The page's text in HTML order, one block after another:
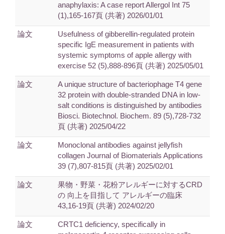
anaphylaxis: A case report Allergol Int 75
(1),165-167頁 (共著) 2026/01/01
論文
Usefulness of gibberellin-regulated protein
specific IgE measurement in patients with
systemic symptoms of apple allergy with
exercise 52 (5),888-896頁 (共著) 2025/05/01
論文
A unique structure of bacteriophage T4 gene
32 protein with double-stranded DNA in low-
salt conditions is distinguished by antibodies
Biosci. Biotechnol. Biochem. 89 (5),728-732
頁 (共著) 2025/04/22
論文
Monoclonal antibodies against jellyfish
collagen Journal of Biomaterials Applications
39 (7),807-815頁 (共著) 2025/02/01
論文
果物・野菜・花粉アレルギーに対するCRD
の 向上を目指して アレルギーの臨床
43,16-19頁 (共著) 2024/02/20
論文
CRTC1 deficiency, specifically in